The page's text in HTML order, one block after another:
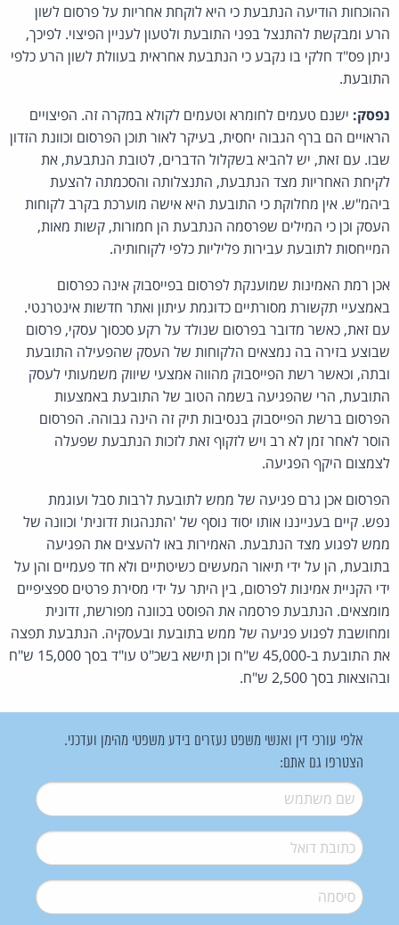
ההוכחות הודיעה הנתבעת כי היא לוקחת אחריות על פרסום לשון
הרע ומבקשת להתנצל בפני התובעת ולטעון לעניין הפיצוי. לפיכך,
ניתן פס"ד חלקי בו נקבע כי הנתבעת אחראית בעוולת לשון הרע כלפי
התובעת.
נפסק: ישנם טעמים לחומרא וטעמים לקולא במקרה זה. הפיצויים
הראויים הם ברף הגבוה יחסית, בעיקר לאור תוכן הפרסום וכוונת הזדון
שבו. עם זאת, יש להביא בשקלול הדברים, לטובת הנתבעת, את
לקיחת האחריות מצד הנתבעת, התנצלותה והסכמתה להצעת
ביהמ"ש. אין מחלוקת כי התובעת היא אישה מוערכת בקרב לקוחות
העסק וכן כי המילים שפרסמה הנתבעת הן חמורות, קשות מאות,
המייחסות לתובעת עבירות פליליות כלפי לקוחותיה.
אכן רמת האמינות שמוענקת לפרסום בפייסבוק אינה כפרסום
באמצעיי תקשורת מסורתיים כדוגמת עיתון ואתר חדשות אינטרנטי.
עם זאת, כאשר מדובר בפרסום שנולד על רקע סכסוך עסקי, פרסום
שבוצע בזירה בה נמצאים הלקוחות של העסק שהפעילה התובעת
ובתה, וכאשר רשת הפייסבוק מהווה אמצעי שיווק משמעותי לעסק
התובעת, הרי שהפגיעה בשמה הטוב של התובעת באמצעות
הפרסום ברשת הפייסבוק בנסיבות תיק זה הינה גבוהה. הפרסום
הוסר לאחר זמן לא רב ויש לזקוף זאת לזכות הנתבעת שפעלה
לצמצום היקף הפגיעה.
הפרסום אכן גרם פגיעה של ממש לתובעת לרבות סבל ועוגמת
נפש. קיים בענייננו אותו יסוד נוסף של 'התנהגות זדונית' וכוונה של
ממש לפגוע מצד הנתבעת. האמירות באו להעצים את הפגיעה
בתובעת, הן על ידי תיאור המעשים כשיטתיים ולא חד פעמיים והן על
ידי הקניית אמינות לפרסום, בין היתר על ידי מסירת פרטים ספציפיים
מומצאים. הנתבעת פרסמה את הפוסט בכוונה מפורשת, זדונית
ומחושבת לפגוע פגיעה של ממש בתובעת ובעסקיה. הנתבעת תפצה
את התובעת ב-45,000 ש"ח וכן תישא בשכ"ט עו"ד בסך 15,000 ש"ח
ובהוצאות בסך 2,500 ש"ח.
אלפי עורכי דין ואנשי משפט נעזרים בידע משפטי מהימן ועדכני.
הצטרפו גם אתם:
שם משתמש*
דואל*
סיסמה*